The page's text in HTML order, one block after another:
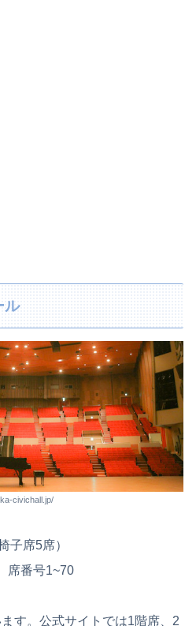
ル
civichall.jp/
子席5席）
席番号1~70
す。公式サイトでは1階席、2